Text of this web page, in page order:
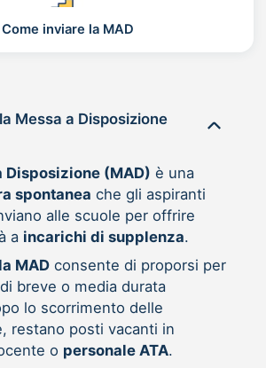
Come inviare la MAD
a Disposizione
Disposizione (MAD) è una
spontanea che gli aspiranti
alle scuole per offrire
a incarichi di supplenza.
MADconsente di proporsi per
breve o media durata
lo scorrimento delle
restano posti vacanti in
o personale ATA.